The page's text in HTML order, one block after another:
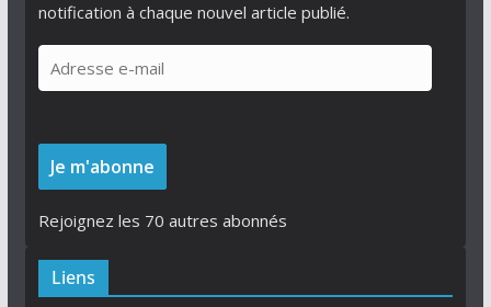
notification à chaque nouvel article publié.
d
e
e
-
Je m'abonne
Rejoignez les 70 autres abonnés
Liens